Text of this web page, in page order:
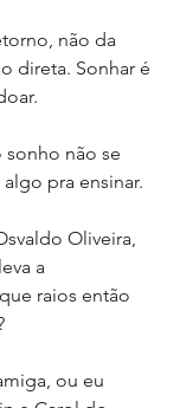
não da
direta. Sonhar é
não se
pra ensinar.
Oliveira,
a
raios então
ou eu